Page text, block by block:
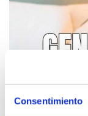
Consentimiento